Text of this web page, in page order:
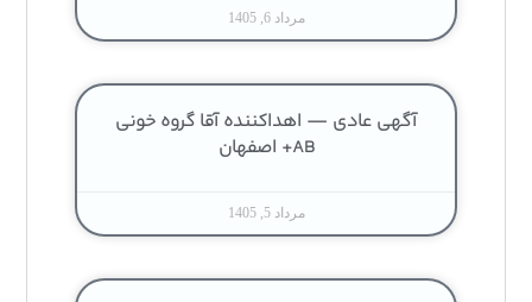
مرداد 6, 1405
آگهی عادی — اهداکننده آقا گروه خونی
AB+ اصفهان
مرداد 5, 1405